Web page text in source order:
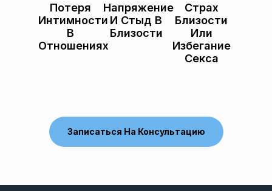
Потеря
Интимности
В
Отношениях
Напряжение
И Стыд В
Близости
Страх
Близости
Или
Избегание
Секса
Записаться На Консультацию